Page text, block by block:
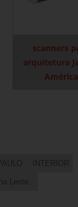
scanners
arquitetura
América
INTERIOR
Leste